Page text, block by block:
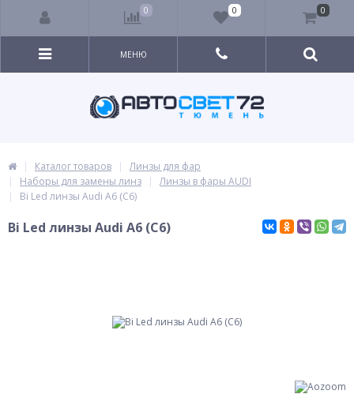
МЕНЮ
Каталог товаров
Линзы для фар
Наборы для замены линз
Линзы в фары AUDI
Bi Led линзы Audi А6 (C6)
Bi Led линзы Audi А6 (C6)
0 0 0